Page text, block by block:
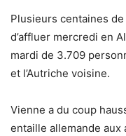
Plusieurs centaines
d’affluer mercredi en
mardi de 3.709
et l’Autriche voisine.
Vienne a du coup
entaille allemande aux